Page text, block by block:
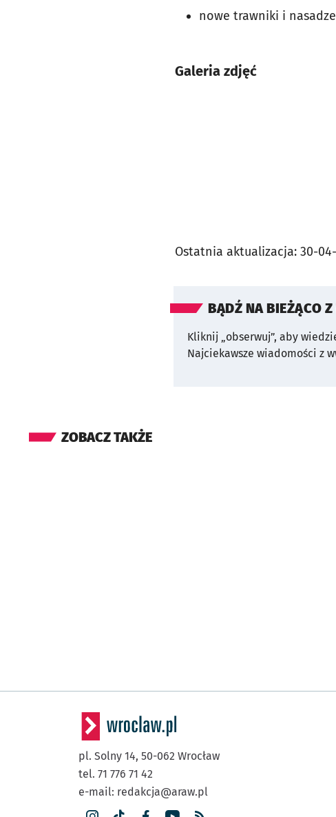
nowe trawniki i
Galeria zdjęć
Ostatnia aktualizacja: 30-
BĄDŹ NA BIEŻĄCO
Kliknij „obserwuj”, aby
Najciekawsze wiadomości z
ZOBACZ TAKŻE
pl. Solny 14, 50-062 Wrocław
tel. 71 776 71 42
e-mail: redakcja@araw.pl